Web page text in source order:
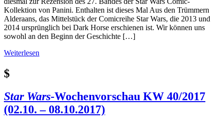
Kollektion von Panini. Enthalten ist dieses Mal Aus den Trümmern
Alderaans, das Mittelstück der Comicreihe Star Wars, die 2013 und
2014 ursprünglich bei Dark Horse erschienen ist. Wir können uns
sowohl an den Beginn der Geschichte […]
Weiterlesen
$
Star Wars-Wochenvorschau KW 40/2017
(02.10. – 08.10.2017)